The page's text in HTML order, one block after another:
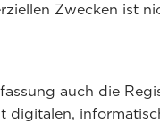
Zwecken
auch die
digitalen,